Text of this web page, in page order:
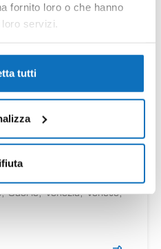
fornito loro o che hanno
servizi.
tutti
Caorle, Venezia, Veneto,